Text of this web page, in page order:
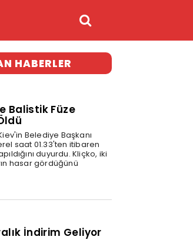
HABERLER
Balistik Füze
Belediye Başkanı
saat 01.33'ten itibaren
duyurdu. Kliçko, iki
hasar gördüğünü
İndirim Geliyor